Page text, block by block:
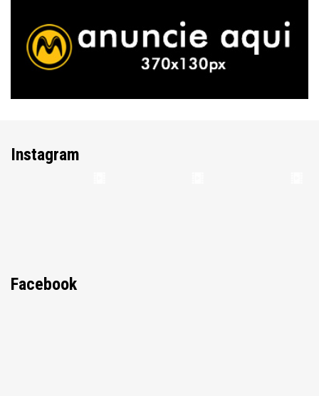
Instagram
Facebook